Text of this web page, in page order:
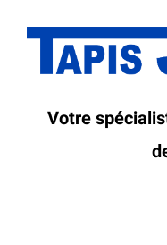
contenu
Votre